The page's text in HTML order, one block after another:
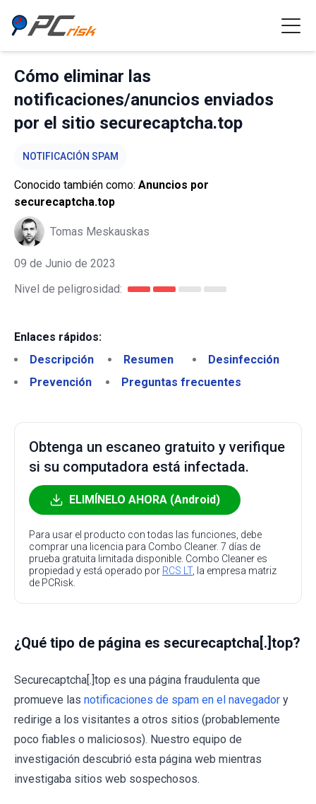
Cómo eliminar las
notificaciones/anuncios enviados
por el sitio securecaptcha.top
NOTIFICACIÓN SPAM
Conocido también como: Anuncios por
securecaptcha.top
Tomas Meskauskas
09 de Junio de 2023
Nivel de peligrosidad:
Enlaces rápidos:
Descripción
Resumen
Desinfección
Prevención
Preguntas frecuentes
Obtenga un escaneo gratuito y verifique
si su computadora está infectada.
ELIMÍNELO AHORA (Android)
Para usar el producto con todas las funciones, debe
comprar una licencia para Combo Cleaner. 7 días de
prueba gratuita limitada disponible. Combo Cleaner es
propiedad y está operado por RCS LT, la empresa matriz
de PCRisk.
¿Qué tipo de página es securecaptcha[.]top?
Securecaptcha[.]top es una página fraudulenta que
promueve las notificaciones de spam en el navegador y
redirige a los visitantes a otros sitios (probablemente
poco fiables o maliciosos). Nuestro equipo de
investigación descubrió esta página web mientras
investigaba sitios web sospechosos.